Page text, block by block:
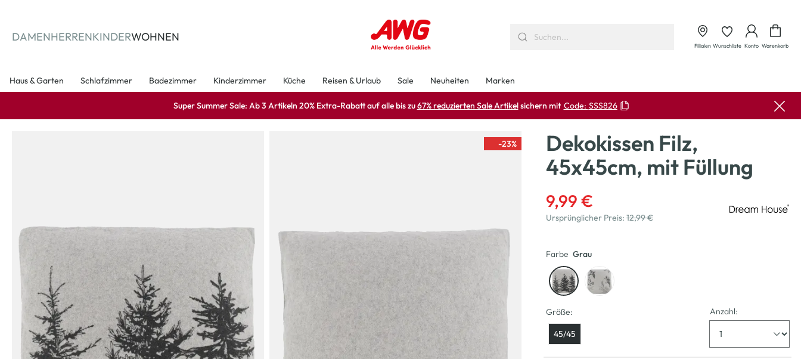
DAMENHERRENKINDERWOHNEN
Filialen Wunschliste Konto Warenkorb
Haus & Garten Schlafzimmer Badezimmer Kinderzimmer Küche Reisen & Urlaub Sale Neuheiten Marken
Super Summer Sale: Ab 3 Artikeln 20% Extra-Rabatt auf alle bis zu67% reduzierten Sale Artikelsichern mit Code: SSS826
-23%
Dekokissen Filz,
45x45cm, mit Füllung
9,99 €
Ursprünglicher Preis: 12,99 €
Farbe Grau
Größe:
45/45
Anzahl: